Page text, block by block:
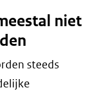
niet
steeds